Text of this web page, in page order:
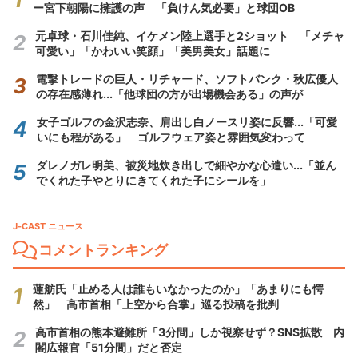
ー宮下朝陽に擁護の声 「負けん気必要」と球団OB
元卓球・石川佳純、イケメン陸上選手と2ショット 「メチャ
可愛い」「かわいい笑顔」「美男美女」話題に
電撃トレードの巨人・リチャード、ソフトバンク・秋広優人
の存在感薄れ...「他球団の方が出場機会ある」の声が
女子ゴルフの金沢志奈、肩出し白ノースリ姿に反響...「可愛
いにも程がある」 ゴルフウェア姿と雰囲気変わって
ダレノガレ明美、被災地炊き出しで細やかな心遣い...「並ん
でくれた子やとりにきてくれた子にシールを」
J-CAST ニュース
コメントランキング
蓮舫氏「止める人は誰もいなかったのか」「あまりにも愕
然」 高市首相「上空から合掌」巡る投稿を批判
高市首相の熊本避難所「3分間」しか視察せず？SNS拡散 内
閣広報官「51分間」だと否定